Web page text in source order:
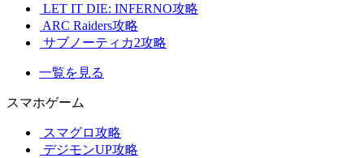
LET IT DIE: INFERNO攻略
ARC Raiders攻略
サブノーティカ2攻略
一覧を見る
スマホゲーム
スマグロ攻略
デジモンUP攻略